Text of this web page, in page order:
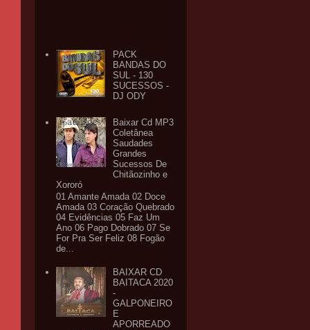
PACK
BANDAS DO
SUL - 130
SUCESSOS -
DJ ODY
Baixar Cd MP3
Coletânea
Saudades
Grandes
Sucessos De
Chitãozinho e
Xororó
01 Amante Amada 02 Doce
Amada 03 Coração Quebrado
04 Evidências 05 Faz Um
Ano 06 Pago Dobrado 07 Se
For Pra Ser Feliz 08 Fogão
de...
BAIXAR CD
BAITACA 2020
-
GALPONEIRO
E
APORREADO